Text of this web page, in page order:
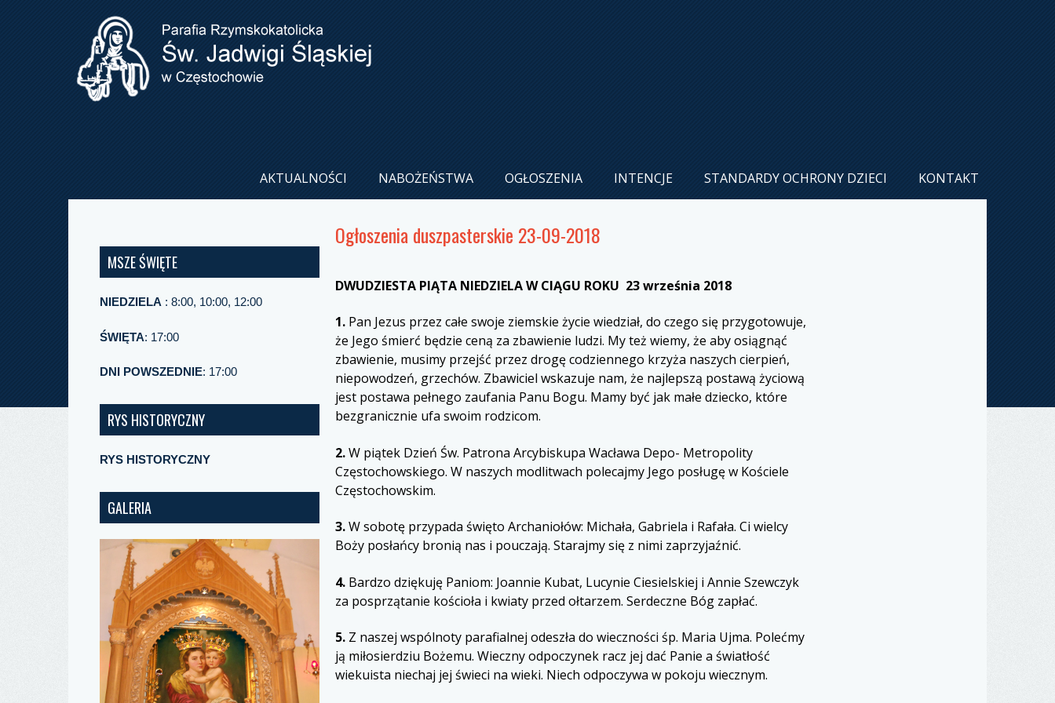
AKTUALNOŚCI NABOŻEŃSTWA OGŁOSZENIA INTENCJE STANDARDY OCHRONY DZIECI KONTAKT
MSZE ŚWIĘTE
NIEDZIELA : 8:00, 10:00, 12:00
ŚWIĘTA: 17:00
DNI POWSZEDNIE: 17:00
RYS HISTORYCZNY
RYS HISTORYCZNY
GALERIA
Ogłoszenia duszpasterskie 23-09-2018
DWUDZIESTA PIĄTA NIEDZIELA W CIĄGU ROKU 23 września 2018
1. Pan Jezus przez całe swoje ziemskie życie wiedział, do czego się przygotowuje,
że Jego śmierć będzie ceną za zbawienie ludzi. My też wiemy, że aby osiągnąć
zbawienie, musimy przejść przez drogę codziennego krzyża naszych cierpień,
niepowodzeń, grzechów. Zbawiciel wskazuje nam, że najlepszą postawą życiową
jest postawa pełnego zaufania Panu Bogu. Mamy być jak małe dziecko, które
bezgranicznie ufa swoim rodzicom.
2.W piątek Dzień Św. Patrona Arcybiskupa Wacława Depo- Metropolity
Częstochowskiego. W naszych modlitwach polecajmy Jego posługę w Kościele
Częstochowskim.
3.W sobotę przypada święto Archaniołów: Michała, Gabriela i Rafała. Ci wielcy
Boży posłańcy bronią nas i pouczają. Starajmy się z nimi zaprzyjaźnić.
4. Bardzo dziękuję Paniom: Joannie Kubat, Lucynie Ciesielskiej i Annie Szewczyk
za posprzątanie kościoła i kwiaty przed ołtarzem. Serdeczne Bóg zapłać.
5. Z naszej wspólnoty parafialnej odeszła do wieczności śp. Maria Ujma. Polećmy
ją miłosierdziu Bożemu. Wieczny odpoczynek racz jej dać Panie a światłość
wiekuista niechaj jej świeci na wieki. Niech odpoczywa w pokoju wiecznym.